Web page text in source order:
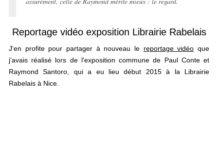
Reportage vidéo exposition Librairie Rabelais
J'en profite pour partager à nouveau le reportage vidéo que
j'avais réalisé lors de l'exposition commune de Paul Conte et
Raymond Santoro, qui a eu lieu début 2015 à la Librairie
Rabelais à Nice.